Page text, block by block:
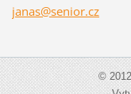
janas@senior.cz
©